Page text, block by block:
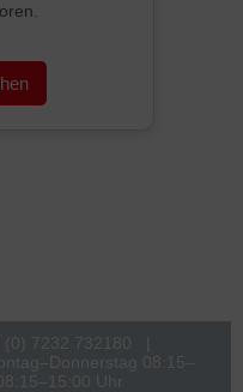
7232 732180 |
08:15–
Uhr